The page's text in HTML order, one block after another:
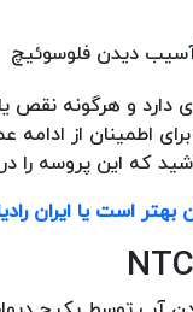
و هرگونه نقص
برای اطمینان از
که این پروسه را
است یا ایران